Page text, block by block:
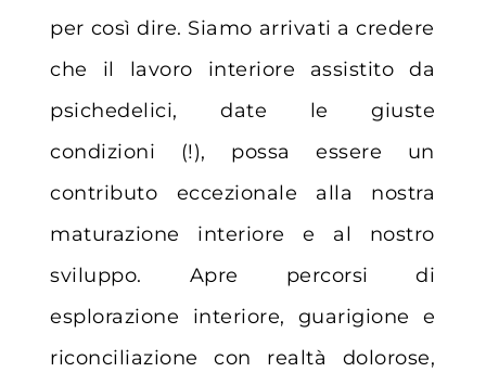
per così dire. Siamo arrivati a credere
che il lavoro interiore assistito da
psichedelici, date le giuste
condizioni (!), possa essere un
contributo eccezionale alla nostra
maturazione interiore e al nostro
sviluppo. Apre percorsi di
esplorazione interiore, guarigione e
riconciliazione con realtà dolorose,